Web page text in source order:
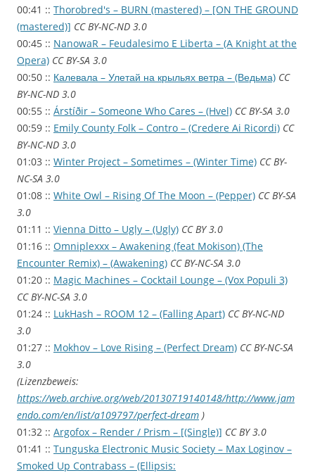
00:41 :: Thorobred's – BURN (mastered) – [ON THE GROUND
(mastered)] CC BY-NC-ND 3.0
00:45 :: NanowaR – Feudalesimo E Liberta – (A Knight at the
Opera) CC BY-SA 3.0
00:50 :: Калевала – Улетай на крыльях ветра – (Ведьма) CC
BY-NC-ND 3.0
00:55 :: Árstíðir – Someone Who Cares – (Hvel) CC BY-SA 3.0
00:59 :: Emily County Folk – Contro – (Credere Ai Ricordi) CC
BY-NC-ND 3.0
01:03 :: Winter Project – Sometimes – (Winter Time) CC BY-
NC-SA 3.0
01:08 :: White Owl – Rising Of The Moon – (Pepper) CC BY-SA
3.0
01:11 :: Vienna Ditto – Ugly – (Ugly) CC BY 3.0
01:16 :: Omniplexxx – Awakening (feat Mokison) (The
Encounter Remix) – (Awakening) CC BY-NC-SA 3.0
01:20 :: Magic Machines – Cocktail Lounge – (Vox Populi 3)
CC BY-NC-SA 3.0
01:24 :: LukHash – ROOM 12 – (Falling Apart) CC BY-NC-ND
3.0
01:27 :: Mokhov – Love Rising – (Perfect Dream) CC BY-NC-SA
3.0
(Lizenzbeweis:
https://web.archive.org/web/20130719140148/http://www.jam
endo.com/en/list/a109797/perfect-dream )
01:32 :: Argofox – Render / Prism – [(Single)] CC BY 3.0
01:41 :: Tunguska Electronic Music Society – Max Loginov –
Smoked Up Contrabass – (Ellipsis: